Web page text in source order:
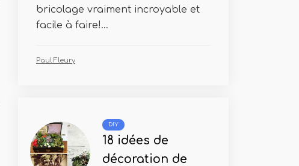
bricolage vraiment incroyable et
facile à faire!...
Paul Fleury
DIY
18 idées de
décoration de